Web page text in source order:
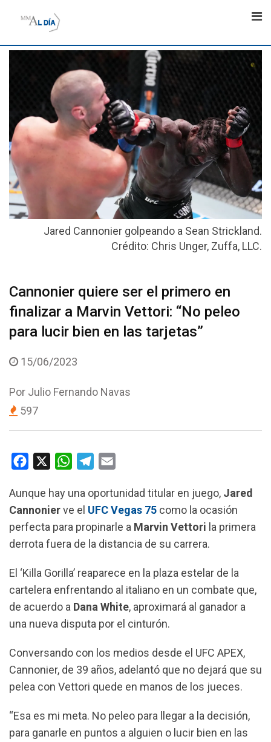
Jared Cannonier golpeando a Sean Strickland.
Crédito: Chris Unger, Zuffa, LLC.
Cannonier quiere ser el primero en
finalizar a Marvin Vettori: “No peleo
para lucir bien en las tarjetas”
15/06/2023
Por Julio Fernando Navas
597
c
e
b
o
k
W
a
t
s
A
p
l
e
g
r
m
a
i
l
Aunque hay una oportunidad titular en juego, Jared
Cannonierve el UFC Vegas 75 como la ocasión
perfecta para propinarle a Marvin Vettori la primera
derrota fuera de la distancia de su carrera.
El ‘Killa Gorilla’ reaparece en la plaza estelar de la
cartelera enfrentando al italiano en un combate que,
de acuerdo a Dana White, aproximará al ganador a
una nueva disputa por el cinturón.
Conversando con los medios desde el UFC APEX,
Cannonier, de 39 años, adelantó que no dejará que su
pelea con Vettori quede en manos de los jueces.
“Esa es mi meta. No peleo para llegar a la decisión,
para ganarle en puntos a alguien o lucir bien en las